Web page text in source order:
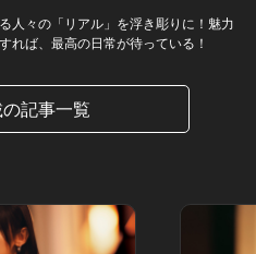
人々の「リアル」を浮き彫りに！魅力
れば、最高の日常が待っている！
記事一覧